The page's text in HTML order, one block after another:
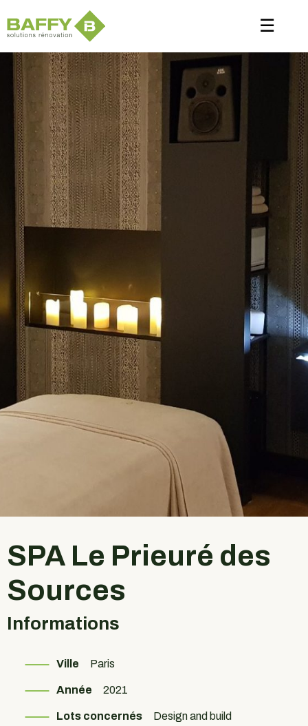
Panneau de gestion des cookies
☰
SPA Le Prieuré des
Sources
Informations
Ville Paris
Année 2021
Lots concernés Design and build